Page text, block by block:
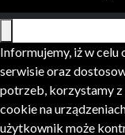
Informujemy, iż w
serwisie oraz
potrzeb, korzystamy
cookie na
użytkownik może